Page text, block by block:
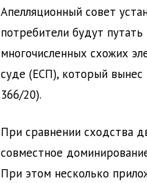
Апелляционный совет
потребители будут
многочисленных схожих
суде (ЕСП), который
366/20).
При сравнении сходства
совместное
При этом несколько